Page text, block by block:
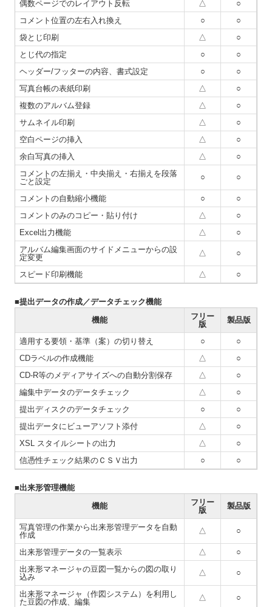
偶数ページでのレイアウト反転 △
○
コメント位置の左右入れ換え
○
○
袋とじ印刷
△
○
とじ代の指定
○
○
ヘッダー/フッターの内容、書式設定
○
○
写真台帳の表紙印刷
△
○
複数のアルバム登録
△
○
サムネイル印刷
△
○
空白ページの挿入
△
○
余白写真の挿入
△
○
コメントの左揃え・中央揃え・右揃えを段落
ごと設定
○ ○
コメントの自動縮小機能 ○
○
コメントのみのコピー・貼り付け
△
○
Excel出力機能
△
○
アルバム編集画面のサイドメニューからの設
定変更
△ ○
スピード印刷機能 △ ○
■提出データの作成／データチェック機能
機能
フリー
版
製品版
適用する要領・基準（案）の切り替え ○
○
CDラベルの作成機能
△
○
CD-R等のメディアサイズへの自動分割保存
△
○
編集中データのデータチェック
△
○
提出ディスクのデータチェック
○
○
提出データにビューアソフト添付
△
○
XSL スタイルシートの出力
△
○
信憑性チェック結果のＣＳＶ出力
○ ○
■出来形管理機能
機能
フリー
版
製品版
写真管理の作業から出来形管理データを自動
作成
△ ○
出来形管理データの一覧表示 △
○
出来形マネージャの豆図一覧からの図の取り
込み
△ ○
出来形マネージャ（作図システム）を利用し
た豆図の作成、編集
△ ○